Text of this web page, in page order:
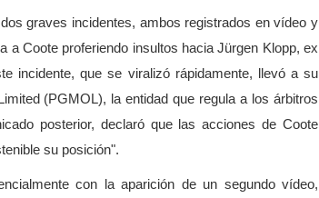
graves incidentes, ambos registrados en vídeo y
a Coote proferiendo insultos hacia Jürgen Klopp, ex
incidente, que se viralizó rápidamente, llevó a su
(PGMOL), la entidad que regula a los árbitros
posterior, declaró que las acciones de Coote
su posición".
con la aparición de un segundo vídeo,